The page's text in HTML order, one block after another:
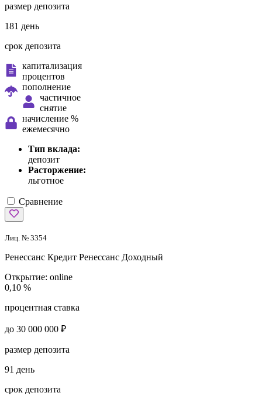
размер депозита
181 день
срок депозита
капитализация
процентов
пополнение
частичное
снятие
начисление %
ежемесячно
Тип вклада:
депозит
Расторжение:
льготное
Сравнение
Лиц. № 3354
Ренессанс Кредит Ренессанс Доходный
Открытие: online
0,10 %
процентная ставка
до 30 000 000 ₽
размер депозита
91 день
срок депозита